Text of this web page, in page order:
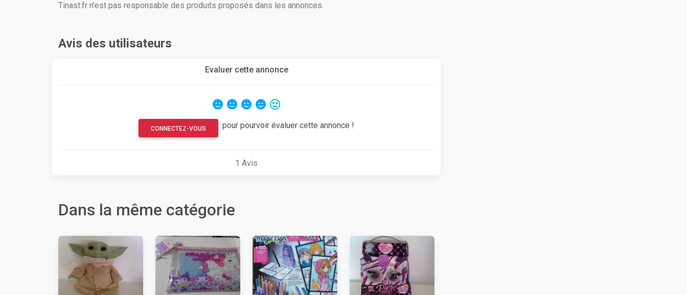
Tinast.fr n'est pas responsable des produits proposés dans les annonces.
Avis des utilisateurs
Evaluer cette annonce
CONNECTEZ-VOUS pour pourvoir évaluer cette annonce !
1 Avis
Dans la même catégorie